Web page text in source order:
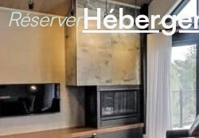
Réserver